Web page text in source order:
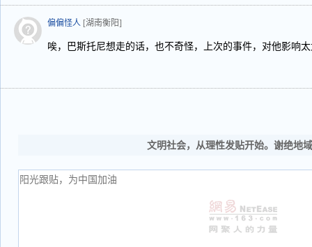
偏偏怪人 [湖南衡阳]
唉，巴斯托尼想走的话，也不奇怪，上次的事件，对他影响
文明社会，从理性发贴开始。谢绝地